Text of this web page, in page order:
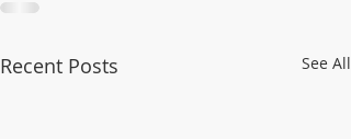
Recent Posts See All